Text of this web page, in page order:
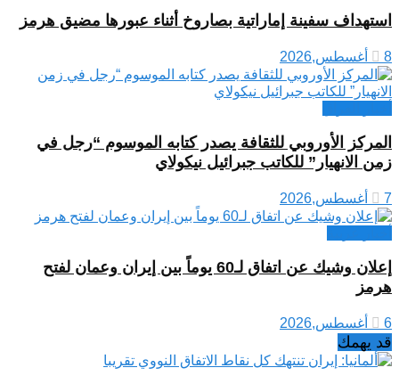
استهداف سفينة إماراتية بصاروخ أثناء عبورها مضيق هرمز
8 أغسطس,2026
المركز الأوروبي للثقافة يصدر كتابه الموسوم “رجل في
زمن الانهيار” للكاتب جبرائيل نيكولاي
7 أغسطس,2026
إعلان وشيك عن اتفاق لـ60 يوماً بين إيران وعمان لفتح
هرمز
6 أغسطس,2026
قد يهمك